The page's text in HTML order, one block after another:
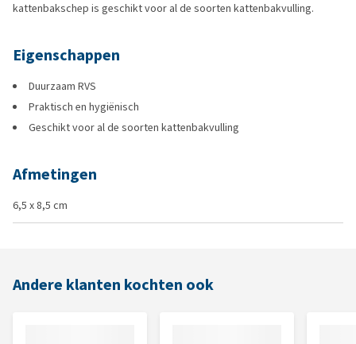
kattenbakschep is geschikt voor al de soorten kattenbakvulling.
Eigenschappen
Duurzaam RVS
Praktisch en hygiënisch
Geschikt voor al de soorten kattenbakvulling
Afmetingen
6,5 x 8,5 cm
Andere klanten kochten ook